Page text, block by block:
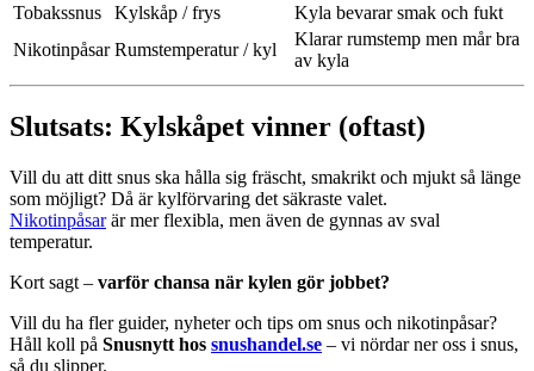
Tobakssnus
Kylskåp / frys
Kyla bevarar smak och fukt
Nikotinpåsar Rumstemperatur / kyl
Klarar rumstemp men mår bra
av kyla
Slutsats: Kylskåpet vinner (oftast)
Vill du att ditt snus ska hålla sig fräscht, smakrikt och mjukt så länge
som möjligt? Då är kylförvaring det säkraste valet.
Nikotinpåsarär mer flexibla, men även de gynnas av sval
temperatur.
Kort sagt – varför chansa när kylen gör jobbet?
Vill du ha fler guider, nyheter och tips om snus och nikotinpåsar?
Håll koll på Snusnytt hos snushandel.se – vi nördar ner oss i snus,
så du slipper.